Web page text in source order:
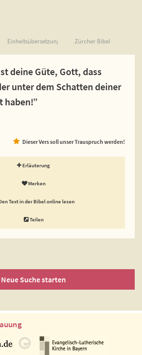
Einheitsübersetzung Zürcher Bibel
deine Güte, Gott, dass
unter dem Schatten deiner
haben!”
Dieser Vers soll unser Trauspruch werden!
Erläuterung
Merken
Text in der Bibel online lesen
Teilen
Neue Suche starten